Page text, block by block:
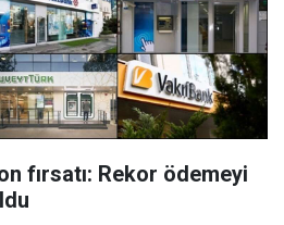
fırsatı: Rekor ödemeyi